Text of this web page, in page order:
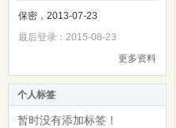
保密，2013-07-23
最后登录：2015-08-23
更多资料
个人标签
暂时没有添加标签！